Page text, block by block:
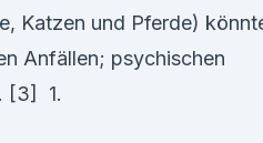
Katzen und Pferde)
Anfällen; psychischen
[3] 1.